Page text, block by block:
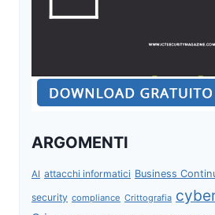
ARGOMENTI
AI attacchi informatici Business
security compliance Crittografia